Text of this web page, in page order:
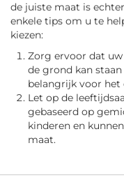
de juiste maat is
enkele tips om u te
kiezen:
Zorg ervoor dat
de grond kan
belangrijk voor het
Let op de
gebaseerd op
kinderen en
maat.